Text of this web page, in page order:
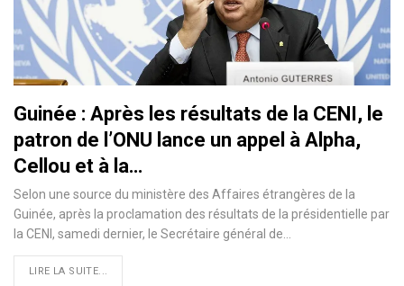
Guinée : Après les résultats de la CENI, le
patron de l’ONU lance un appel à Alpha,
Cellou et à la…
Selon une source du ministère des Affaires étrangères de la
Guinée, après la proclamation des résultats de la présidentielle par
la CENI, samedi dernier, le Secrétaire général de…
LIRE LA SUITE...